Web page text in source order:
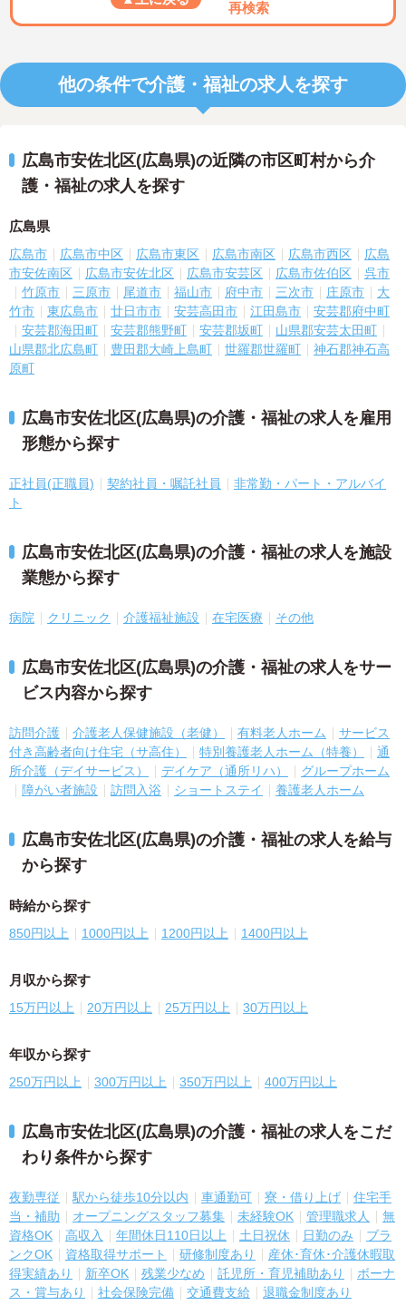
再検索
他の条件で介護・福祉の求人を探す
広島市安佐北区(広島県)の近隣の市区町村から介
護・福祉の求人を探す
広島県
広島市 広島市中区 広島市東区 広島市南区 広島市西区
広島
市安佐南区
広島市安佐北区 広島市安芸区 広島市佐伯区
呉市
竹原市
三原市 尾道市 福山市 府中市 三次市 庄原市
大
竹市
東広島市 廿日市市 安芸高田市 江田島市
安芸郡府中町
安芸郡海田町
安芸郡熊野町 安芸郡坂町
山県郡安芸太田町
山県郡北広島町
豊田郡大崎上島町 世羅郡世羅町
神石郡神石高
原町
広島市安佐北区(広島県)の介護・福祉の求人を雇用
形態から探す
正社員(正職員) 契約社員・嘱託社員
非常勤・パート・アルバイ
ト
広島市安佐北区(広島県)の介護・福祉の求人を施設
業態から探す
病院 クリニック 介護福祉施設 在宅医療 その他
広島市安佐北区(広島県)の介護・福祉の求人をサー
ビス内容から探す
訪問介護 介護老人保健施設（老健） 有料老人ホーム
サービス
付き高齢者向け住宅（サ高住）
特別養護老人ホーム（特養）
通
所介護（デイサービス）
デイケア（通所リハ）
グループホーム
障がい者施設
訪問入浴 ショートステイ 養護老人ホーム
広島市安佐北区(広島県)の介護・福祉の求人を給与
から探す
時給から探す
850円以上 1000円以上 1200円以上 1400円以上
月収から探す
15万円以上 20万円以上 25万円以上 30万円以上
年収から探す
250万円以上 300万円以上 350万円以上 400万円以上
広島市安佐北区(広島県)の介護・福祉の求人をこだ
わり条件から探す
夜勤専従 駅から徒歩10分以内 車通勤可 寮・借り上げ
住宅手
当・補助
オープニングスタッフ募集 未経験OK 管理職求人
無
資格OK
高収入 年間休日110日以上 土日祝休 日勤のみ
ブラ
ンクOK
資格取得サポート 研修制度あり
産休･育休･介護休暇取
得実績あり
新卒OK 残業少なめ 託児所・育児補助あり
ボーナ
ス・賞与あり
社会保険完備 交通費支給 退職金制度あり